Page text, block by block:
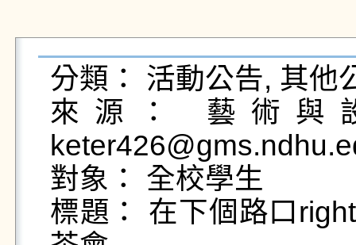
分類： 活動公告, 其他
來源： 藝術
對象： 全校學生
標題： 在下個路口